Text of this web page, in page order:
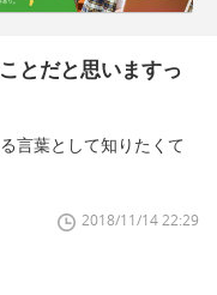
とだと思いますっ
言葉として知りたくて
2018/11/14 22:29